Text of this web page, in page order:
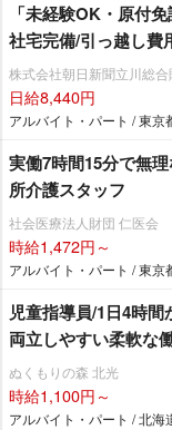
「未経験OK・原付
社宅完備/引っ越し費
株式会社朝日新聞立川総合
日給8,440円
アルバイト・パート / 東京
実働7時間15分で無
所介護スタッフ
社会医療法人財団 仁医会
時給1,472円～
アルバイト・パート / 東京
児童指導員/1日4時
両立しやすい柔軟な
ぬくもりの森 北光
時給1,100円～
アルバイト・パート / 北海